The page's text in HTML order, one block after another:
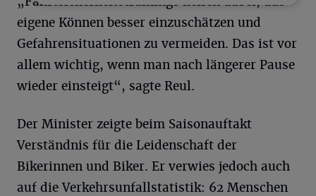
eigene Können besser einzuschätzen und
Gefahrensituationen zu vermeiden. Das ist vor
allem wichtig, wenn man nach längerer Pause
wieder einsteigt“, sagte Reul.
Der Minister zeigte beim Saisonauftakt
Verständnis für die Leidenschaft der
Bikerinnen und Biker. Er verwies jedoch auch
auf die Verkehrsunfallstatistik: 62 Menschen